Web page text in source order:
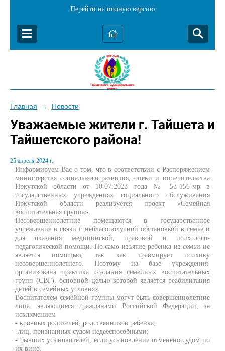
Перейти на полную версию
Главная → Новости
Уважаемые жители г. Тайшета и
Тайшетского района!
25 апреля 2024 г.
Информируем Вас о том, что в соответствии с Распоряжением
министерства социального развития, опеки и попечительства
Иркутской области от 10.07.2023 года № 53-156-мр в
государственных учреждениях социального обслуживания
Иркутской области реализуется проект «Семейная
воспитательная группа».
Несовершеннолетние помещаются в государственное
учреждение в связи с неблагополучной обстановкой в семье и
для оказания медицинской, правовой и психолого-
педагогической помощи. Но само изъятие ребенка из семьи не
является помощью, так как травмирует психику
несовершеннолетнего. Поэтому на базе учреждения
организована практика создания семейных воспитательных
групп (СВГ), основной целью которой является реабилитация
детей в семейных условиях.
Воспитателем семейной группы могут быть совершеннолетние
лица. являющиеся гражданами Российской Федерации, за
исключением
- кровных родителей, родственников ребенка;
-лиц, признанных судом недееспособными;
- бывших усыновителей, если усыновление отменено судом по
их вине;